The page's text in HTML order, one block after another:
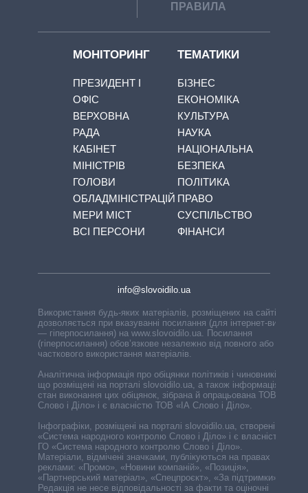
ПРАВИЛА
МОНІТОРИНГ
ПРЕЗИДЕНТ І
ОФІС
ВЕРХОВНА
РАДА
КАБІНЕТ
МІНІСТРІВ
ГОЛОВИ
ОБЛАДМІНІСТРАЦІЙ
МЕРИ МІСТ
ВСІ ПЕРСОНИ
ТЕМАТИКИ
БІЗНЕС
ЕКОНОМІКА
КУЛЬТУРА
НАУКА
НАЦІОНАЛЬНА
БЕЗПЕКА
ПОЛІТИКА
ПРАВО
СУСПІЛЬСТВО
ФІНАНСИ
info@slovoidilo.ua
Використання будь-яких матеріалів, розміщених на сайті,
дозволяється при вказуванні посилання (для інтернет-видань
— гіперпосилання) на www.slovoidilo.ua. Посилання
(гіперпосилання) обов’язкове незалежно від повного або
часткового використання матеріалів.
Аналітична інформація про обіцянки політиків і чиновників,
що розміщені на порталі slovoidilo.ua, а також інформація про
стан виконання цих обіцянок, зібрана й опрацьована ТОВ «ІА
Слово і Діло» і є власністю ТОВ «ІА Слово і Діло».
Інфографіки, розміщені на порталі slovoidilo.ua, створені ГО
«Система народного контролю Слово і Діло» і є власністю
ГО «Система народного контролю Слово і Діло».
Матеріали, відмічені значками, публікуються на правах
реклами: «Промо», «Новини компаній», «Позиція»,
«Партнерський матеріал», «Спецпроєкт», «За підтримки».
Редакція не несе відповідальності за факти та оціночні